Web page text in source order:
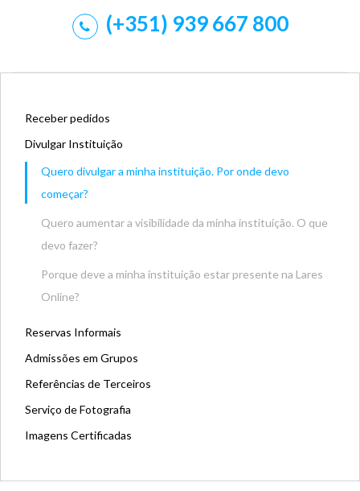
(+351) 939 667 800
Receber pedidos
Divulgar Instituição
Quero divulgar a minha instituição. Por onde devo
começar?
Quero aumentar a visibilidade da minha instituição. O que
devo fazer?
Porque deve a minha instituição estar presente na Lares
Online?
Reservas Informais
Admissões em Grupos
Referências de Terceiros
Serviço de Fotografia
Imagens Certificadas